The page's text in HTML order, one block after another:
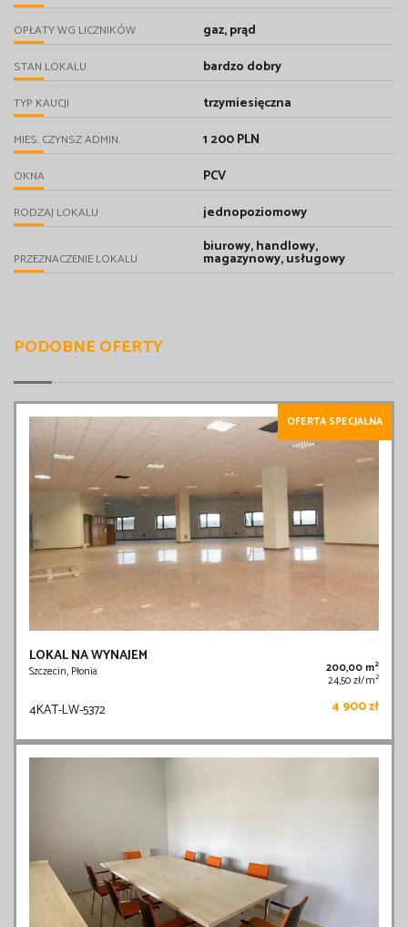
OPŁATY WG LICZNIKÓW gaz, prąd
STAN LOKALU bardzo dobry
TYP KAUCJI trzymiesięczna
MIES. CZYNSZ ADMIN. 1 200 PLN
OKNA PCV
RODZAJ LOKALU jednopoziomowy
PRZEZNACZENIE LOKALU
biurowy, handlowy,
magazynowy, usługowy
PODOBNE OFERTY
OFERTA SPECJALNA
LOKAL NA WYNAJEM
Szczecin, Płonia 200,00 m2
24,50 zł/m2
4KAT-LW-5372 4 900 zł